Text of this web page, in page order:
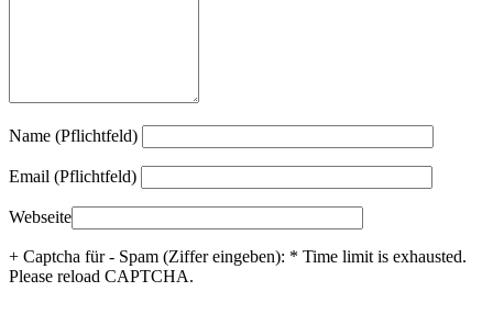
Name (Pflichtfeld)
Email (Pflichtfeld)
Webseite
+ Captcha für - Spam (Ziffer eingeben): * Time limit is exhausted.
Please reload CAPTCHA.